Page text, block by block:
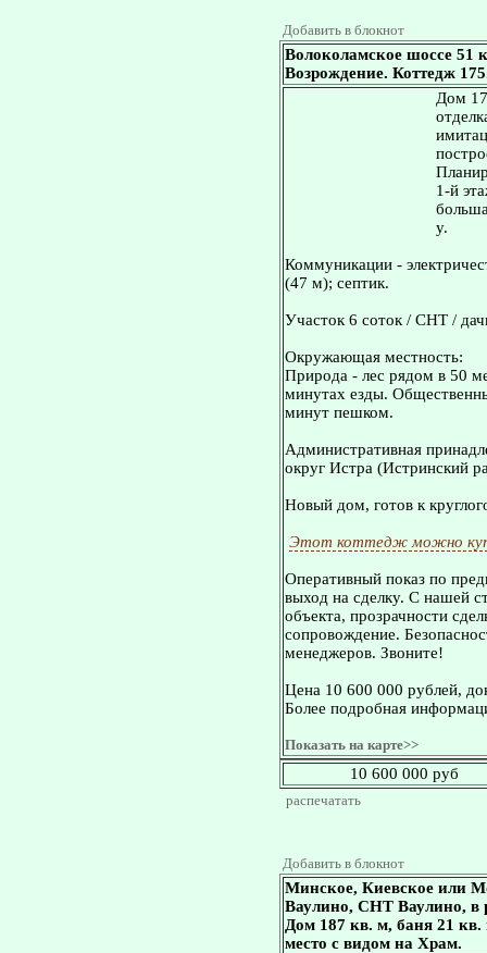
Добавить в блокнот
Волоколамское шоссе
Возрождение. Коттедж
Дом
1-й
у.
Коммуникации -
(47 м); септик.
Участок 6 соток / СНТ /
Окружающая местность:
Природа - лес рядом в 50
минутах езды.
минут пешком.
Административная
округ Истра (Истринский
Новый дом, готов к
Этот коттедж можно
Оперативный показ по
выход на сделку. С нашей
объекта, прозрачности
сопровождение.
менеджеров. Звоните!
Цена 10 600 000 рублей,
Более подробная
Показать на карте>>
10 600 000 руб
распечатать
Добавить в блокнот
Минское, Киевское или
Ваулино, СНТ Ваулино, в
Дом 187 кв. м, баня 21 кв.
место с видом на Храм.